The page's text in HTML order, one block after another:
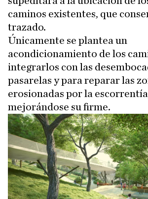
caminos existentes, que
trazado.
Únicamente se plantea un
acondicionamiento de los
integrarlos con las
pasarelas y para reparar las
erosionadas por la
mejorándose su firme.